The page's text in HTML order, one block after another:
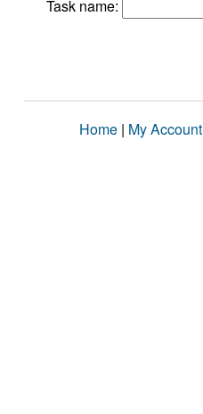
Task name:
Home | My Account